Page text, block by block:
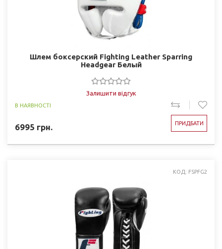
Шлем боксерский Fighting Leather Sparring
Headgear Белый
Залишити відгук
В НАЯВНОСТІ
6995 грн. ПРИДБАТИ
КОД: FSPFG2